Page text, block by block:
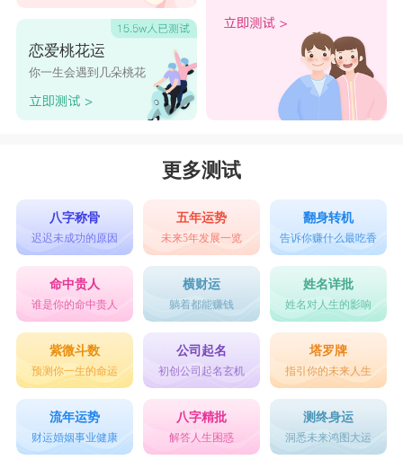
恋爱桃花运
你一生会遇到几朵桃花
更多测试
八字称骨
迟迟未成功的原因
五年运势
未来5年发展一览
翻身转机
告诉你赚什么最吃香
命中贵人
谁是你的命中贵人
横财运
躺着都能赚钱
姓名详批
姓名对人生的影响
紫微斗数
预测你一生的命运
公司起名
初创公司起名玄机
塔罗牌
指引你的未来人生
流年运势
财运婚姻事业健康
八字精批
解答人生困惑
测终身运
洞悉未来鸿图大运